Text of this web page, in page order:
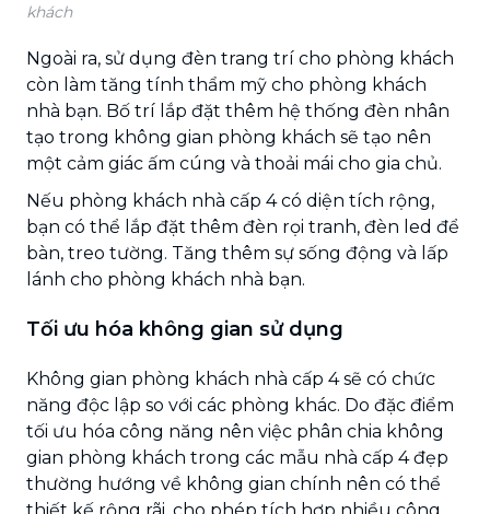
khách
Ngoài ra, sử dụng đèn trang trí cho phòng khách
còn làm tăng tính thẩm mỹ cho phòng khách
nhà bạn. Bố trí lắp đặt thêm hệ thống đèn nhân
tạo trong không gian phòng khách sẽ tạo nên
một cảm giác ấm cúng và thoải mái cho gia chủ.
Nếu phòng khách nhà cấp 4 có diện tích rộng,
bạn có thể lắp đặt thêm đèn rọi tranh, đèn led để
bàn, treo tường. Tăng thêm sự sống động và lấp
lánh cho phòng khách nhà bạn.
Tối ưu hóa không gian sử dụng
Không gian phòng khách nhà cấp 4 sẽ có chức
năng độc lập so với các phòng khác. Do đặc điểm
tối ưu hóa công năng nên việc phân chia không
gian phòng khách trong các mẫu nhà cấp 4 đẹp
thường hướng về không gian chính nên có thể
thiết kế rộng rãi, cho phép tích hợp nhiều công